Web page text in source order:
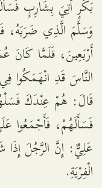
بَكْرٍ أُتِيَ بِشَارِبٍ
وَسَلَّمَ الَّذِي ضَرَبَهُ،
أَرْبَعِينَ، فَلَمَّا كَانَ
النَّاسَ قَدِ انْهَمَكُوا
قَالَ: هُمْ عِنْدَكَ
فَسَأَلَهُمْ، فَأَجْمَعُوا
عَلِيٌّ: إِنَّ الرَّجُلَ
الْفِرْيَةِ.